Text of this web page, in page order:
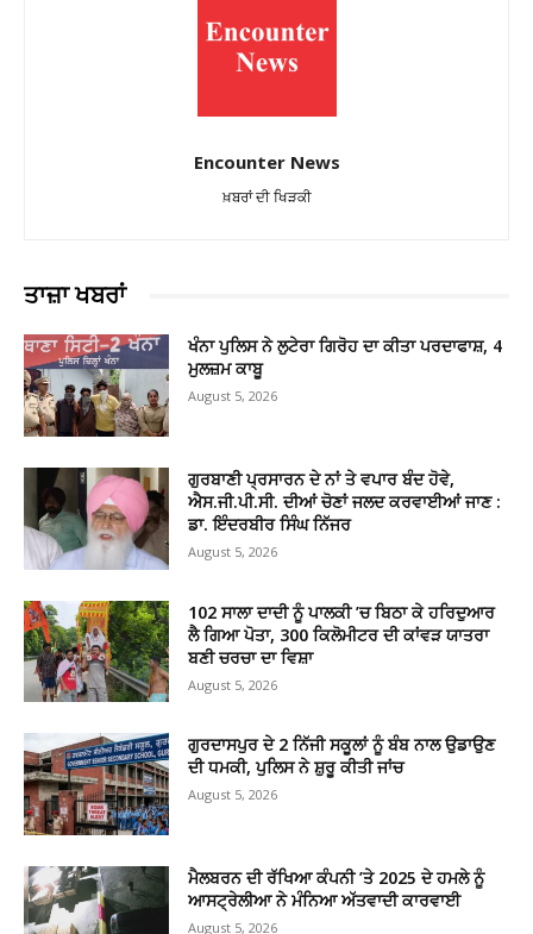
Encounter News
ਖ਼ਬਰਾਂ ਦੀ ਖਿੜਕੀ
ਤਾਜ਼ਾ ਖਬਰਾਂ
ਖੰਨਾ ਪੁਲਿਸ ਨੇ ਲੁਟੇਰਾ ਗਿਰੋਹ ਦਾ ਕੀਤਾ ਪਰਦਾਫਾਸ਼, 4
ਮੁਲਜ਼ਮ ਕਾਬੂ
August 5, 2026
ਗੁਰਬਾਣੀ ਪ੍ਰਸਾਰਨ ਦੇ ਨਾਂ ਤੇ ਵਪਾਰ ਬੰਦ ਹੋਵੇ,
ਐਸ.ਜੀ.ਪੀ.ਸੀ. ਦੀਆਂ ਚੋਣਾਂ ਜਲਦ ਕਰਵਾਈਆਂ ਜਾਣ :
ਡਾ. ਇੰਦਰਬੀਰ ਸਿੰਘ ਨਿੱਜਰ
August 5, 2026
102 ਸਾਲਾ ਦਾਦੀ ਨੂੰ ਪਾਲਕੀ ’ਚ ਬਿਠਾ ਕੇ ਹਰਿਦੁਆਰ
ਲੈ ਗਿਆ ਪੋਤਾ, 300 ਕਿਲੋਮੀਟਰ ਦੀ ਕਾਂਵੜ ਯਾਤਰਾ
ਬਣੀ ਚਰਚਾ ਦਾ ਵਿਸ਼ਾ
August 5, 2026
ਗੁਰਦਾਸਪੁਰ ਦੇ 2 ਨਿੱਜੀ ਸਕੂਲਾਂ ਨੂੰ ਬੰਬ ਨਾਲ ਉਡਾਉਣ
ਦੀ ਧਮਕੀ, ਪੁਲਿਸ ਨੇ ਸ਼ੁਰੂ ਕੀਤੀ ਜਾਂਚ
August 5, 2026
ਮੈਲਬਰਨ ਦੀ ਰੱਖਿਆ ਕੰਪਨੀ ’ਤੇ 2025 ਦੇ ਹਮਲੇ ਨੂੰ
ਆਸਟ੍ਰੇਲੀਆ ਨੇ ਮੰਨਿਆ ਅੱਤਵਾਦੀ ਕਾਰਵਾਈ
August 5, 2026